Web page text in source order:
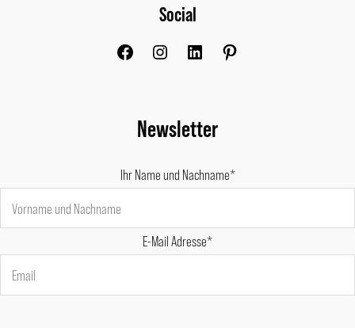
Social
FacebookInstagram
Newsletter
Ihr Name und Nachname*
E-Mail Adresse*